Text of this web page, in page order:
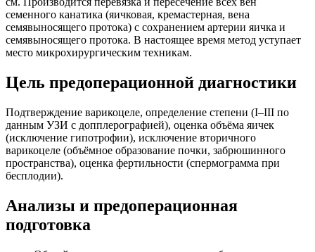
семенного канатика (яичковая, кремастерная, вена
семявыносящего протока) с сохранением артерии яичка и
семявыносящего протока. В настоящее время метод уступает
место микрохирургическим техникам.
Цель предоперационной диагностики
Подтверждение варикоцеле, определение степени (I–III по
данным УЗИ с допплерографией), оценка объёма яичек
(исключение гипотрофии), исключение вторичного
варикоцеле (объёмное образование почки, забрюшинного
пространства), оценка фертильности (спермограмма при
бесплодии).
Анализы и предоперационная
подготовка